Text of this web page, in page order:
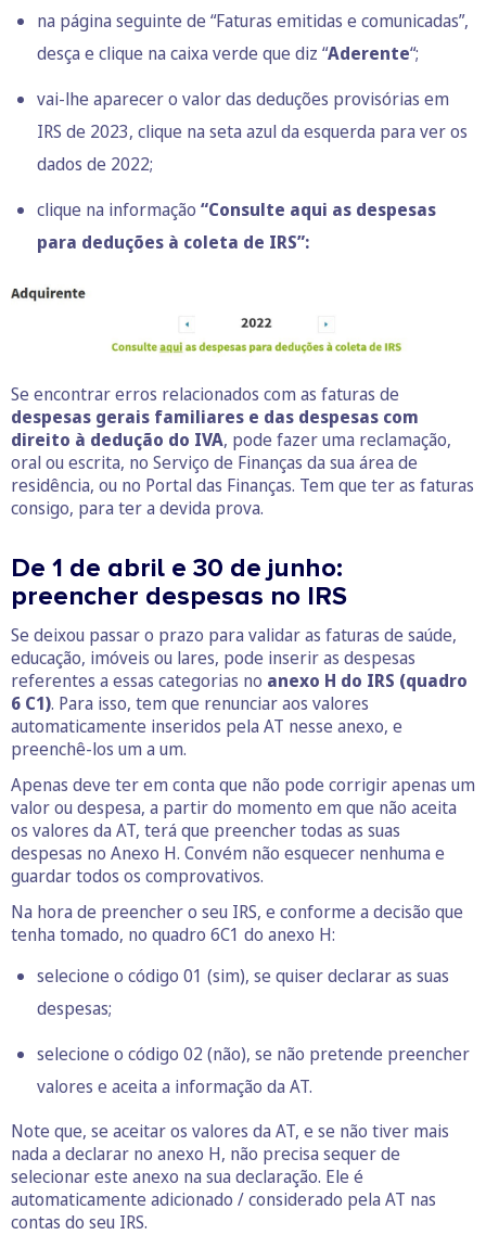
na página seguinte de “Faturas emitidas e comunicadas”,
desça e clique na caixa verde que diz “Aderente“;
vai-lhe aparecer o valor das deduções provisórias em
IRS de 2023, clique na seta azul da esquerda para ver os
dados de 2022;
clique na informação “Consulte aqui as despesas
para deduções à coleta de IRS”:
Se encontrar erros relacionados com as faturas de
despesas gerais familiares e das despesas com
direito à dedução do IVA, pode fazer uma reclamação,
oral ou escrita, no Serviço de Finanças da sua área de
residência, ou no Portal das Finanças. Tem que ter as faturas
consigo, para ter a devida prova.
De 1 de abril e 30 de junho:
preencher despesas no IRS
Se deixou passar o prazo para validar as faturas de saúde,
educação, imóveis ou lares, pode inserir as despesas
referentes a essas categorias no anexo H do IRS (quadro
6 C1). Para isso, tem que renunciar aos valores
automaticamente inseridos pela AT nesse anexo, e
preenchê-los um a um.
Apenas deve ter em conta que não pode corrigir apenas um
valor ou despesa, a partir do momento em que não aceita
os valores da AT, terá que preencher todas as suas
despesas no Anexo H. Convém não esquecer nenhuma e
guardar todos os comprovativos.
Na hora de preencher o seu IRS, e conforme a decisão que
tenha tomado, no quadro 6C1 do anexo H:
selecione o código 01 (sim), se quiser declarar as suas
despesas;
selecione o código 02 (não), se não pretende preencher
valores e aceita a informação da AT.
Note que, se aceitar os valores da AT, e se não tiver mais
nada a declarar no anexo H, não precisa sequer de
selecionar este anexo na sua declaração. Ele é
automaticamente adicionado / considerado pela AT nas
contas do seu IRS.